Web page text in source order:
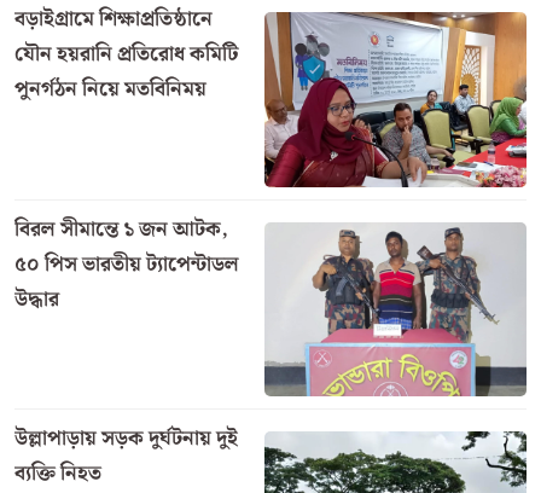
বড়াইগ্রামে শিক্ষাপ্রতিষ্ঠানে
যৌন হয়রানি প্রতিরোধ কমিটি
পুনর্গঠন নিয়ে মতবিনিময়
বিরল সীমান্তে ১ জন আটক,
৫০ পিস ভারতীয় ট্যাপেন্টাডল
উদ্ধার
উল্লাপাড়ায় সড়ক দুর্ঘটনায় দুই
ব্যক্তি নিহত